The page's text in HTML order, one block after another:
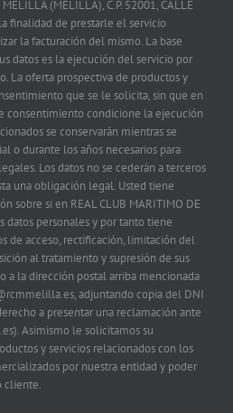
(MELILLA), C.P. 52001, CALLE
finalidad de prestarle el servicio
la facturación del mismo. La base
datos es la ejecución del servicio por
La oferta prospectiva de productos y
que se le solicita, sin que en
consentimiento condicione la ejecución
se conservarán mientras se
o durante los años necesarios para
Los datos no se cederán a terceros
una obligación legal. Usted tiene
sobre si en REAL CLUB MARITIMO DE
datos personales y por tanto tiene
de acceso, rectificación, limitación del
al tratamiento y supresión de sus
a la dirección postal arriba mencionada
adjuntando copia del DNI
a presentar una reclamación ante
Asimismo le solicitamos su
y servicios relacionados con los
por nuestra entidad y poder
cliente.